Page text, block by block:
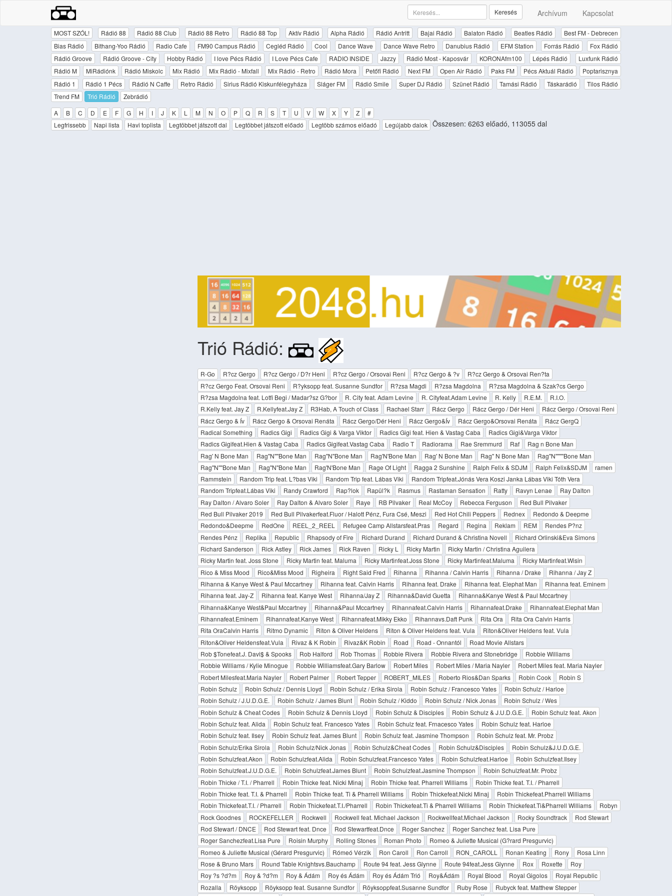
Archívum Kapcsolat
Keresés
MOST SZÓL! Rádió 88 Rádió 88 Club Rádió 88 Retro Rádió 88 Top Aktív Rádió Alpha Rádió Rádió Antritt Bajai Rádió Balaton Rádió Beatles Rádió
Best FM - Debrecen
Bias Rádió
Bithang-Yoo Rádió Radio Cafe FM90 Campus Rádió Cegléd Rádió Cool Dance Wave Dance Wave Retro Danubius Rádió EFM Station Forrás Rádió
Fox Rádió
Rádió Groove
Rádió Groove - City Hobby Rádió I love Pécs Rádió I Love Pécs Cafe RADIO INSIDE Jazzy Rádió Most - Kaposvár KORONAfm100 Lépés Rádió
Luxfunk Rádió
Rádió M
MiRádiónk Rádió Miskolc Mix Rádió Mix Rádió - Mixfall Mix Rádió - Retro Rádió Mora Petőfi Rádió Next FM Open Air Rádió Paks FM Pécs Aktuál Rádió
Poptarisznya
Rádió 1
Rádió 1 Pécs Rádió N Caffe Retro Rádió Sirius Rádió Kiskunfélegyháza Sláger FM Rádió Smile Super DJ Rádió Szünet Rádió Tamási Rádió Táskarádió
Tilos Rádió
Trend FM
Trió Rádió
Zebrádió
A
B C D E F G H I J K L M N O P Q R S T U V W X Y Z
#
Legfrissebb
Napi lista Havi toplista Legtöbbet játszott dal Legtöbbet játszott előadó Legtöbb számos előadó Legújabb dalok Összesen: 6263 előadó, 113055 dal
Trió Rádió:
R-Go R?cz Gergo R?cz Gergo / D?r Heni R?cz Gergo / Orsovai Reni R?cz Gergo & ?v
R?cz Gergo & Orsovai Ren?ta
R?cz Gergo Feat. Orsovai Reni
R?yksopp feat. Susanne Sundfor R?zsa Magdi R?zsa Magdolna
R?zsa Magdolna & Szak?cs Gergo
R?zsa Magdolna feat. Lotfi Begi / Madar?sz G?bor
R. City feat. Adam Levine R. Cityfeat.Adam Levine R. Kelly R.E.M.
R.I.O.
R.Kelly feat. Jay Z
R.Kellyfeat.Jay Z R3Hab, A Touch of Class Rachael Starr Rácz Gergo Rácz Gergo / Dér Heni
Rácz Gergo / Orsovai Reni
Rácz Gergo & Ív
Rácz Gergo & Orsovai Renáta Rácz Gergo/Dér Heni Rácz Gergo&Ív Rácz Gergo&Orsovai Renáta
Rácz GergQ
Radical Something
Radics Gigi Radics Gigi & Varga Viktor Radics Gigi feat. Hien & Vastag Caba
Radics Gigi&Varga Viktor
Radics Gigifeat.Hien & Vastag Caba
Radics Gigifeat.Vastag Caba Radio T Radiorama Rae Sremmurd Raf
Rag n Bone Man
Rag' N Bone Man
Rag''N''''Bone Man Rag''N''Bone Man Rag'N'Bone Man Rag' N Bone Man Rag'' N Bone Man
Rag''N''''''''Bone Man
Rag''N''''Bone Man
Rag''N''Bone Man Rag'N'Bone Man Rage Of Light Ragga 2 Sunshine Ralph Felix & SDJM Ralph Felix&SDJM
ramen
Rammstein
Random Trip feat. L?bas Viki Random Trip feat. Lábas Viki
Random Tripfeat.Jónás Vera Koszi Janka Lábas Viki Tóth Vera
Random Tripfeat.Lábas Viki
Randy Crawford Rap?lok Rapül?k Rasmus Rastaman Sensation Ratty Ravyn Lenae
Ray Dalton
Ray Dalton / Alvaro Soler
Ray Dalton & Alvaro Soler Raye RB Pilvaker Real McCoy Rebecca Ferguson
Red Bull Pilvaker
Red Bull Pilvaker 2019
Red Bull Pilvakerfeat.Fluor / Halott Pénz, Fura Csé, Meszi Red Hot Chili Peppers Rednex
Redondo & Deepme
Redondo&Deepme
RedOne REEL_2_REEL Refugee Camp Allstarsfeat.Pras Regard Regina Reklam REM
Rendes P?nz
Rendes Pénz
Replika Republic Rhapsody of Fire Richard Durand Richard Durand & Christina Novell
Richard Orlinski&Eva Simons
Richard Sanderson
Rick Astley Rick James Rick Raven Ricky L Ricky Martin
Ricky Martin / Christina Aguilera
Ricky Martin feat. Joss Stone
Ricky Martin feat. Maluma Ricky Martinfeat.Joss Stone Ricky Martinfeat.Maluma
Ricky Martinfeat.Wisin
Rico & Miss Mood
Rico&Miss Mood Righeira Right Said Fred Rihanna Rihanna / Calvin Harris Rihanna / Drake
Rihanna / Jay Z
Rihanna & Kanye West & Paul Mccartney
Rihanna feat. Calvin Harris Rihanna feat. Drake Rihanna feat. Elephat Man
Rihanna feat. Eminem
Rihanna feat. Jay-Z
Rihanna feat. Kanye West Rihanna/Jay Z Rihanna&David Guetta
Rihanna&Kanye West & Paul Mccartney
Rihanna&Kanye West&Paul Mccartney
Rihanna&Paul Mccartney Rihannafeat.Calvin Harris Rihannafeat.Drake
Rihannafeat.Elephat Man
Rihannafeat.Eminem
Rihannafeat.Kanye West Rihannafeat.Mikky Ekko Rihannavs.Daft Punk Rita Ora
Rita Ora Calvin Harris
Rita OraCalvin Harris
Ritmo Dynamic Riton & Oliver Heldens Riton & Oliver Heldens feat. Vula
Riton&Oliver Heldens feat. Vula
Riton&Oliver Heldensfeat.Vula
Rivaz & K Robin Rivaz&K Robin Road Road - Onnantól
Road Movie Allstars
Rob $Tonefeat.J. Davi$ & Spooks
Rob Halford Rob Thomas Robbie Rivera Robbie Rivera and Stonebridge
Robbie Williams
Robbie Williams / Kylie Minogue
Robbie Williamsfeat.Gary Barlow Robert Miles Robert Miles / Maria Nayler
Robert Miles feat. Maria Nayler
Robert Milesfeat.Maria Nayler
Robert Palmer Robert Tepper ROBERT_MILES Roberto Rios&Dan Sparks Robin Cook
Robin S
Robin Schulz
Robin Schulz / Dennis Lloyd Robin Schulz / Erika Sirola Robin Schulz / Francesco Yates
Robin Schulz / Harloe
Robin Schulz / J.U.D.G.E.
Robin Schulz / James Blunt Robin Schulz / Kiddo Robin Schulz / Nick Jonas
Robin Schulz / Wes
Robin Schulz & Cheat Codes
Robin Schulz & Dennis Lloyd Robin Schulz & Disciples Robin Schulz & J.U.D.G.E.
Robin Schulz feat. Akon
Robin Schulz feat. Alida
Robin Schulz feat. Francesco Yates Robin Schulz feat. Frnacesco Yates
Robin Schulz feat. Harloe
Robin Schulz feat. Ilsey
Robin Schulz feat. James Blunt Robin Schulz feat. Jasmine Thompson
Robin Schulz feat. Mr. Probz
Robin Schulz/Erika Sirola
Robin Schulz/Nick Jonas Robin Schulz&Cheat Codes Robin Schulz&Disciples
Robin Schulz&J.U.D.G.E.
Robin Schulzfeat.Akon
Robin Schulzfeat.Alida Robin Schulzfeat.Francesco Yates Robin Schulzfeat.Harloe
Robin Schulzfeat.Ilsey
Robin Schulzfeat.J.U.D.G.E.
Robin Schulzfeat.James Blunt Robin Schulzfeat.Jasmine Thompson
Robin Schulzfeat.Mr. Probz
Robin Thicke / T.I. / Pharrell
Robin Thicke feat. Nicki Minaj Robin Thicke feat. Pharrell Williams
Robin Thicke feat. T.I. / Pharrell
Robin Thicke feat. T.I. & Pharrell
Robin Thicke feat. Ti & Pharrell Williams Robin Thickefeat.Nicki Minaj
Robin Thickefeat.Pharrell Williams
Robin Thickefeat.T.I. / Pharrell
Robin Thickefeat.T.I./Pharrell Robin Thickefeat.Ti & Pharrell Williams Robin Thickefeat.Ti&Pharrell Williams
Robyn
Rock Goodnes
ROCKEFELLER Rockwell Rockwell feat. Michael Jackson Rockwellfeat.Michael Jackson Rocky Soundtrack
Rod Stewart
Rod Stewart / DNCE
Rod Stewart feat. Dnce Rod Stewartfeat.Dnce Roger Sanchez
Roger Sanchez feat. Lisa Pure
Roger Sanchezfeat.Lisa Pure
Roisin Murphy Rolling Stones Roman Photo
Romeo & Juliette Musical (G?rard Presgurvic)
Romeo & Juliette Musical (Gérard Presgurvic)
Rómeó Vérzik Ron Caroll Ron Carroll RON_CAROLL Ronan Keating Rony
Rosa Linn
Rose & Bruno Mars
Round Table Knightsvs.Bauchamp Route 94 feat. Jess Glynne Route 94feat.Jess Glynne Rox Roxette
Roy
Roy ?s ?d?m
Roy & ?d?m Roy & Ádám Roy és Ádám Roy és Ádám Trió Roy&Ádám Royal Blood Royal Gigolos
Royal Republic
Rozalla
Röyksopp Röyksopp feat. Susanne Sundfor Röyksoppfeat.Susanne Sundfor Ruby Rose
Rubyck feat. Matthew Stepper